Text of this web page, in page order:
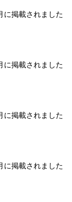
に掲載されました
に掲載されました
に掲載されました
に掲載されました